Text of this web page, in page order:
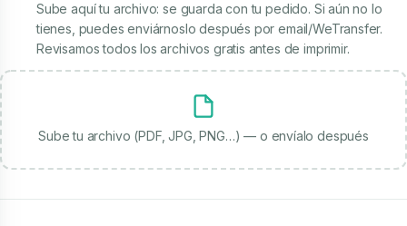
Sube aquí tu archivo: se guarda con tu pedido. Si aún no lo
tienes, puedes enviárnoslo después por email/WeTransfer.
Revisamos todos los archivos gratis antes de imprimir.
Sube tu archivo (PDF, JPG, PNG…) — o envíalo después